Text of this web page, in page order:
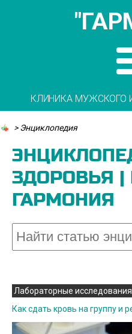
КЛИНИКА МУЖСКОГО
>Энциклопедия
ЗДОРОВЬЯ |
ГАРМОНИЯ
Лабораторные исследования
Как сдать кровь на группу и